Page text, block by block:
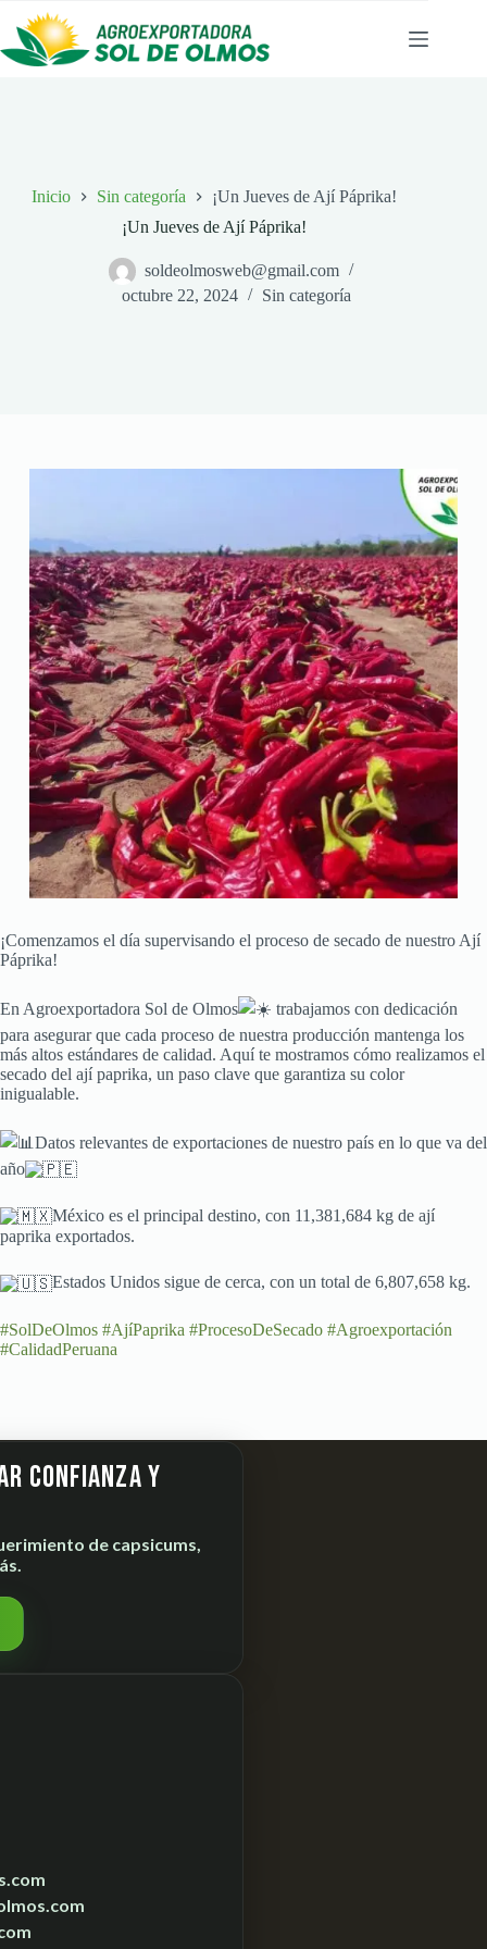
contenido
Inicio Sin categoría
¡Un Jueves de Ají Páprika!
¡Un Jueves de Ají Páprika!
soldeolmosweb@gmail.com
octubre 22, 2024
Sin categoría
¡Comenzamos el día supervisando el proceso de secado de nuestro Ají
Páprika!
En Agroexportadora Sol de Olmos
trabajamos con dedicación
para asegurar que cada proceso de nuestra producción mantenga los
más altos estándares de calidad. Aquí te mostramos cómo realizamos el
secado del ají paprika, un paso clave que garantiza su color
inigualable.
Datos relevantes de exportaciones de nuestro país en lo que va del
año
México es el principal destino, con 11,381,684 kg de ají
paprika exportados.
Estados Unidos sigue de cerca, con un total de 6,807,658 kg.
#SolDeOlmos #AjíPaprika #ProcesoDeSecado #Agroexportación
#CalidadPeruana
confianza y
de capsicums,